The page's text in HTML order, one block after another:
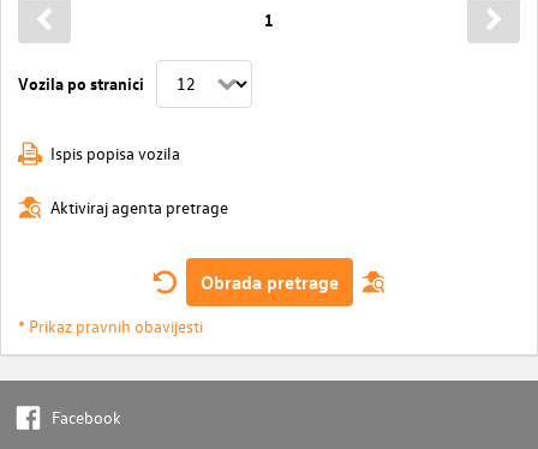
Vozila po stranici
1
Ispis popisa vozila
Aktiviraj agenta pretrage
Obrada pretrage
* Prikaz pravnih obavijesti
Facebook